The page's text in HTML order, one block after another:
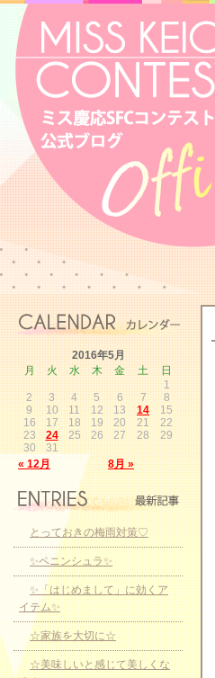
2016年5月
月
火 水 木 金 土 日
« 12月 8月 »
1
2
3 4 5 6 7
8
9
10 11 12 13 14
15
16
17 18 19 20 21
22
23
24 25 26 27 28
29
30
31
とっておきの梅雨対策♡
✨ペニンシュラ✨
✨「はじめまして」に効くア
イテム✨
☆家族を大切に☆
☆美味しいと感じて美しくな